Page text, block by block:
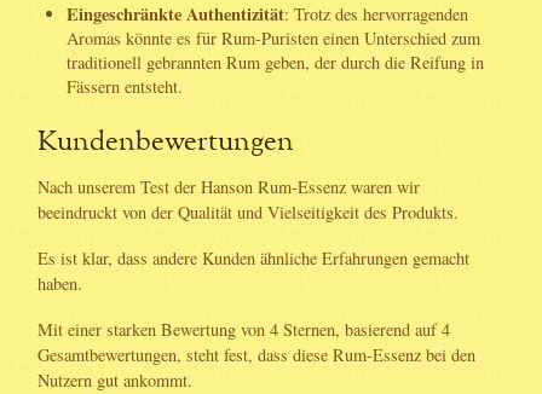
Eingeschränkte Authentizität: Trotz des hervorragenden
Aromas könnte es für Rum-Puristen einen Unterschied zum
traditionell gebrannten Rum geben, der durch die Reifung in
Fässern entsteht.
Kundenbewertungen
Nach unserem Test der Hanson Rum-Essenz waren wir
beeindruckt von der Qualität und Vielseitigkeit des Produkts.
Es ist klar, dass andere Kunden ähnliche Erfahrungen gemacht
haben.
Mit einer starken Bewertung von 4 Sternen, basierend auf 4
Gesamtbewertungen, steht fest, dass diese Rum-Essenz bei den
Nutzern gut ankommt.